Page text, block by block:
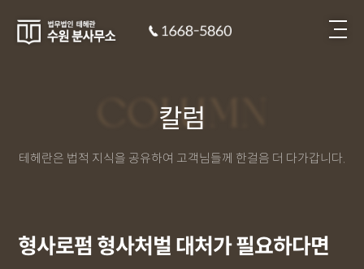
COLUMN
칼럼
테헤란은 법적 지식을 공유하여 고객님들께 한걸음 더 다가갑니다.
형사로펌 형사처벌 대처가 필요하다면